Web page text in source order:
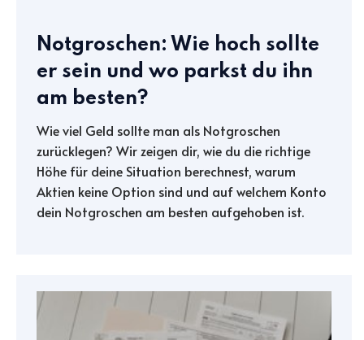
Notgroschen: Wie hoch sollte
er sein und wo parkst du ihn
am besten?
Wie viel Geld sollte man als Notgroschen
zurücklegen? Wir zeigen dir, wie du die richtige
Höhe für deine Situation berechnest, warum
Aktien keine Option sind und auf welchem Konto
dein Notgroschen am besten aufgehoben ist.